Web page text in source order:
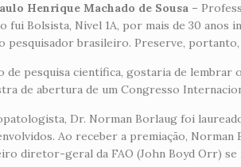
Henrique Machado de Sousa –
fui Bolsista, Nível 1A, por mais de 30
pesquisador brasileiro. Preserve,
de pesquisa científica, gostaria de lembrar
de abertura de um Congresso
Dr. Norman Borlaug foi
Ao receber a premiação,
diretor-geral da FAO (John Boyd Orr)